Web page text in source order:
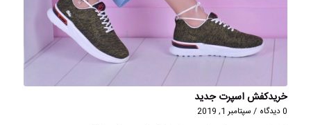
خریدکفش اسپرت جدید
0 دیدگاه / سپتامبر 1, 2019